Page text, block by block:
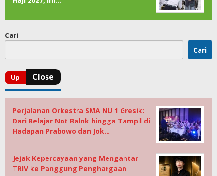
Cari
Cari
Perjalanan Orkestra SMA NU 1 Gresik:
Dari Belajar Not Balok hingga Tampil di
Hadapan Prabowo dan Jok…
Jejak Kepercayaan yang Mengantar
TRIV ke Panggung Penghargaan